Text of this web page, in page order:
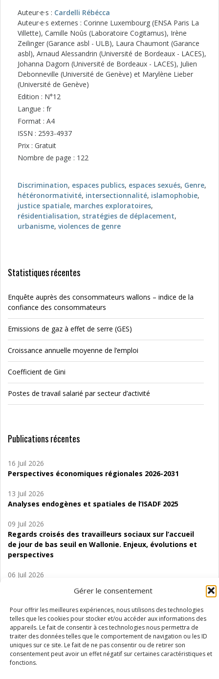
Gérer le consentement
Pour offrir les meilleures expériences, nous utilisons des technologies
telles que les cookies pour stocker et/ou accéder aux informations des
appareils. Le fait de consentir à ces technologies nous permettra de
traiter des données telles que le comportement de navigation ou les ID
uniques sur ce site. Le fait de ne pas consentir ou de retirer son
consentement peut avoir un effet négatif sur certaines caractéristiques et
fonctions.
Auteur·e·s : Cardelli Rébécca
Auteur·e·s externes : Corinne Luxembourg (ENSA Paris La
Villette), Camille Noûs (Laboratoire Cogitamus), Irène
Zeilinger (Garance asbl - ULB), Laura Chaumont (Garance
asbl), Arnaud Alessandrin (Université de Bordeaux - LACES),
Johanna Dagorn (Université de Bordeaux - LACES), Julien
Debonneville (Université de Genève) et Marylène Lieber
(Université de Genève)
Edition : N°12
Langue : fr
Format : A4
ISSN : 2593-4937
Prix : Gratuit
Nombre de page : 122
Discrimination, espaces publics, espaces sexués, Genre,
hétéronormativité, intersectionnalité, islamophobie,
justice spatiale, marches exploratoires,
résidentialisation, stratégies de déplacement,
urbanisme, violences de genre
Statistiques récentes
Enquête auprès des consommateurs wallons – indice de la
confiance des consommateurs
Emissions de gaz à effet de serre (GES)
Croissance annuelle moyenne de l’emploi
Coefficient de Gini
Postes de travail salarié par secteur d’activité
Publications récentes
16 Juil 2026
Perspectives économiques régionales 2026-2031
13 Juil 2026
Analyses endogènes et spatiales de l’ISADF 2025
09 Juil 2026
Regards croisés des travailleurs sociaux sur l’accueil
de jour de bas seuil en Wallonie. Enjeux, évolutions et
perspectives
06 Juil 2026
d’accompagnement à l’autocréation d’emploi (SAACE)
01 Juil 2026
Pénurie du personnel infirmier :quels indicateurs
d’offre de soins pour comprendre la situation en
Wallonie ?